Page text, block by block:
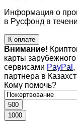
Информация о
в Русфонд в
К оплате
Внимание!
карты
сервисами PayPal ,
партнера в
Кому помочь?
500
1000